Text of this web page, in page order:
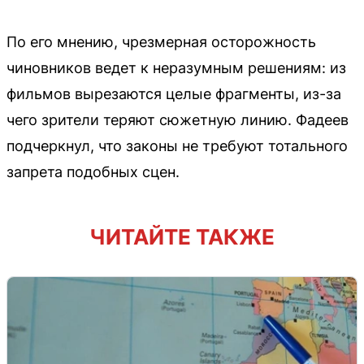
По его мнению, чрезмерная осторожность
чиновников ведет к неразумным решениям: из
фильмов вырезаются целые фрагменты, из-за
чего зрители теряют сюжетную линию. Фадеев
подчеркнул, что законы не требуют тотального
запрета подобных сцен.
ЧИТАЙТЕ ТАКЖЕ